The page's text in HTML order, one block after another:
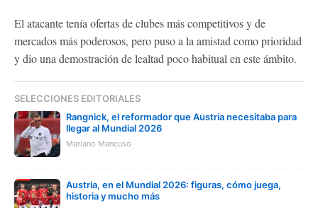
El atacante tenía ofertas de clubes más competitivos y de
mercados más poderosos, pero puso a la amistad como prioridad
y dio una demostración de lealtad poco habitual en este ámbito.
SELECCIONES EDITORIALES
Rangnick, el reformador que Austria necesitaba para
llegar al Mundial 2026
Mariano Mancuso
Austria, en el Mundial 2026: figuras, cómo juega,
historia y mucho más